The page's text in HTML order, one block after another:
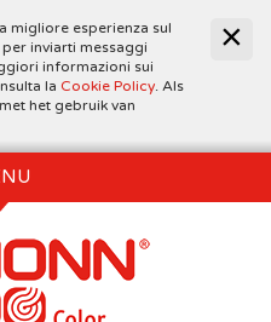
migliore esperienza sul
inviarti messaggi
informazioni sui
la Cookie Policy. Als
het gebruik van